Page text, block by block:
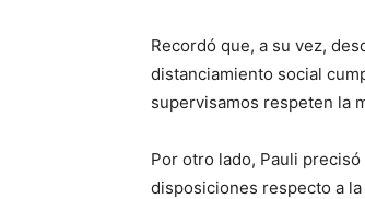
Recordó que, a su vez,
distanciamiento social
supervisamos respeten la
Por otro lado, Pauli
disposiciones respecto a